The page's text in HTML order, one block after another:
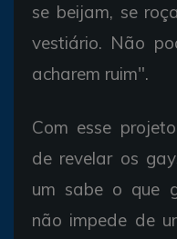
se beijam, se
vestiário. Não
acharem ruim".
Com esse
de revelar os
um sabe o que
não impede de